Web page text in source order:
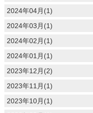
2024年04月(1)
2024年03月(1)
2024年02月(1)
2024年01月(1)
2023年12月(2)
2023年11月(1)
2023年10月(1)